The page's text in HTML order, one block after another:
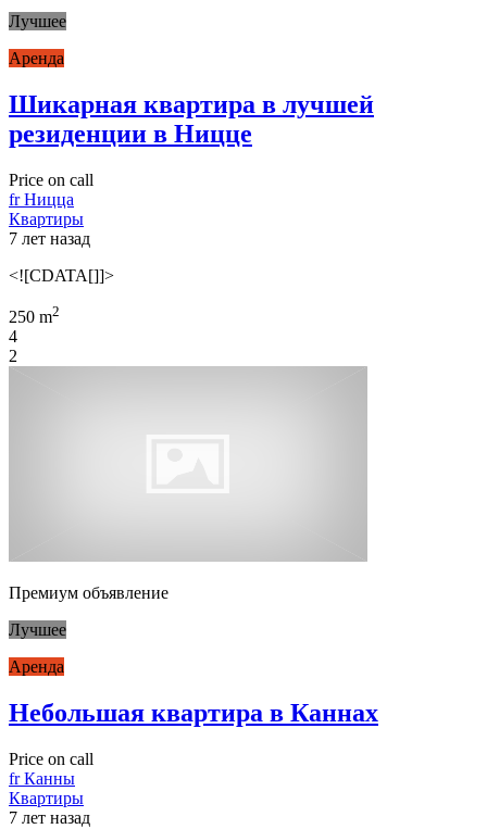
Лучшее
Аренда
Шикарная квартира в лучшей
резиденции в Ницце
Price on call
fr Ницца
Квартиры
7 лет назад
<![CDATA[]]>
250 m2
4
2
Премиум объявление
Лучшее
Аренда
Небольшая квартира в Каннах
Price on call
fr Канны
Квартиры
7 лет назад